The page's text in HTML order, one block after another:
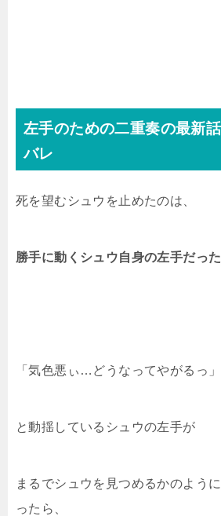
左手のための二重奏の最新
バレ
死を望むシュウを止めたのは、
勝手に動くシュウ自身の左手だった
「気色悪ぃ…どうなってやがるっ」
と動揺しているシュウの左手が
まるでシュウを見つめるかのよう
ったら、